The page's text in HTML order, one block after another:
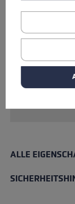
Stöcke.
ALLE